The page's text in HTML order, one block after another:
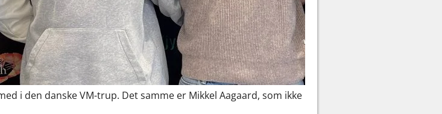
i den danske VM-trup. Det samme er Mikkel Aagaard, som ikke